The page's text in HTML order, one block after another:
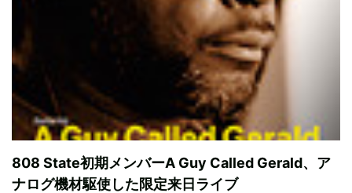
808 State初期メンバーA Guy Called Gerald、ア
ナログ機材駆使した限定来日ライブ